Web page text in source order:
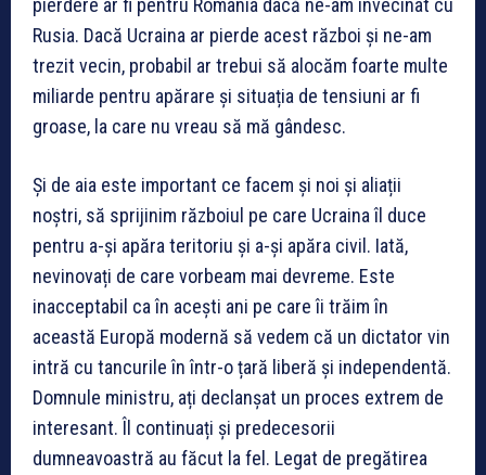
pierdere ar fi pentru România dacă ne-am învecinat cu
Rusia. Dacă Ucraina ar pierde acest război și ne-am
trezit vecin, probabil ar trebui să alocăm foarte multe
miliarde pentru apărare și situația de tensiuni ar fi
groase, la care nu vreau să mă gândesc.
Și de aia este important ce facem și noi și aliații
noștri, să sprijinim războiul pe care Ucraina îl duce
pentru a-și apăra teritoriu și a-și apăra civil. Iată,
nevinovați de care vorbeam mai devreme. Este
inacceptabil ca în acești ani pe care îi trăim în
această Europă modernă să vedem că un dictator vin
intră cu tancurile în într-o țară liberă și independentă.
Domnule ministru, ați declanșat un proces extrem de
interesant. Îl continuați și predecesorii
dumneavoastră au făcut la fel. Legat de pregătirea